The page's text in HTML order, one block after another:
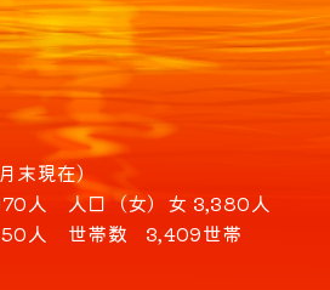
末現在）
人 人口（女） 女 3,380人
人 世帯数 3,409世帯